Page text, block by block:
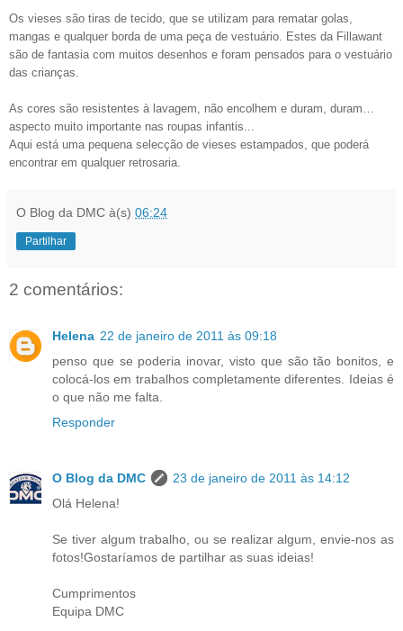
Os vieses são tiras de tecido, que se utilizam para rematar golas,
mangas e qualquer borda de uma peça de vestuário. Estes da Fillawant
são de fantasia com muitos desenhos e foram pensados para o vestuário
das crianças.
As cores são resistentes à lavagem, não encolhem e duram, duram…
aspecto muito importante nas roupas infantis...
Aqui está uma pequena selecção de vieses estampados, que poderá
encontrar em qualquer retrosaria.
O Blog da DMC à(s) 06:24
Partilhar
2 comentários:
Helena 22 de janeiro de 2011 às 09:18
penso que se poderia inovar, visto que são tão bonitos, e
colocá-los em trabalhos completamente diferentes. Ideias é
o que não me falta.
Responder
O Blog da DMC
23 de janeiro de 2011 às 14:12
Olá Helena!
Se tiver algum trabalho, ou se realizar algum, envie-nos as
fotos!Gostaríamos de partilhar as suas ideias!
Cumprimentos
Equipa DMC